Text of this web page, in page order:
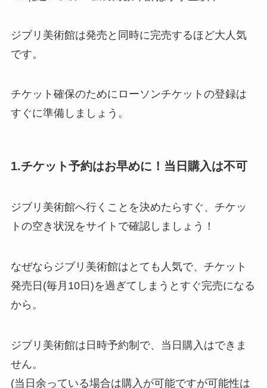
ジブリ美術館は発売と同時に完売するほど大人気
です。
チケット確保のためにローソンチケットの登録は
すぐに準備しましょう。
1.チケット予約はお早めに！当日購入は不可
ジブリ美術館へ行くことを決めたらすぐ、チケッ
トの空き状況をサイトで確認しましょう！
なぜならジブリ美術館はとても人気で、チケット
発売日(毎月10日)を過ぎてしまうとすぐ完売になる
から。
ジブリ美術館は日時予約制で、当日購入はできま
せん。
(当日余っている場合は購入が可能ですが可能性は